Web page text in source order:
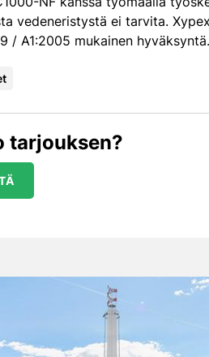
vedeneristystä ei tarvita.
/ A1:2005 mukainen hyväksyntä.
tarjouksen?